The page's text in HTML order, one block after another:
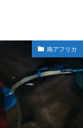
南アフリカ